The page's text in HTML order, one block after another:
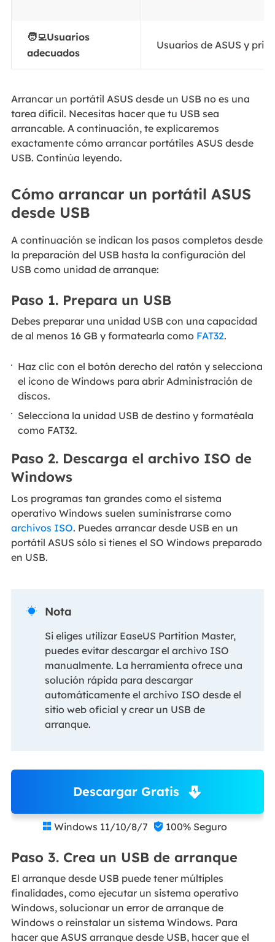
🧑‍💻Usuarios
adecuados
Usuarios de ASUS y
Arrancar un portátil ASUS desde un USB no es una
tarea difícil. Necesitas hacer que tu USB sea
arrancable. A continuación, te explicaremos
exactamente cómo arrancar portátiles ASUS desde
USB. Continúa leyendo.
Cómo arrancar un portátil ASUS
desde USB
A continuación se indican los pasos completos desde
la preparación del USB hasta la configuración del
USB como unidad de arranque:
Paso 1. Prepara un USB
Debes preparar una unidad USB con una capacidad
de al menos 16 GB y formatearla como FAT32.
Haz clic con el botón derecho del ratón y selecciona
el icono de Windows para abrir Administración de
discos.
Selecciona la unidad USB de destino y formatéala
como FAT32.
Paso 2. Descarga el archivo ISO de
Windows
Los programas tan grandes como el sistema
operativo Windows suelen suministrarse como
archivos ISO. Puedes arrancar desde USB en un
portátil ASUS sólo si tienes el SO Windows preparado
en USB.
 Nota
Si eliges utilizar EaseUS Partition Master,
puedes evitar descargar el archivo ISO
manualmente. La herramienta ofrece una
solución rápida para descargar
automáticamente el archivo ISO desde el
sitio web oficial y crear un USB de
arranque.
Descargar Gratis
 Windows 11/10/8/7  100% Seguro
Paso 3. Crea un USB de arranque
El arranque desde USB puede tener múltiples
finalidades, como ejecutar un sistema operativo
Windows, solucionar un error de arranque de
Windows o reinstalar un sistema Windows. Para
hacer que ASUS arranque desde USB, hacer que el